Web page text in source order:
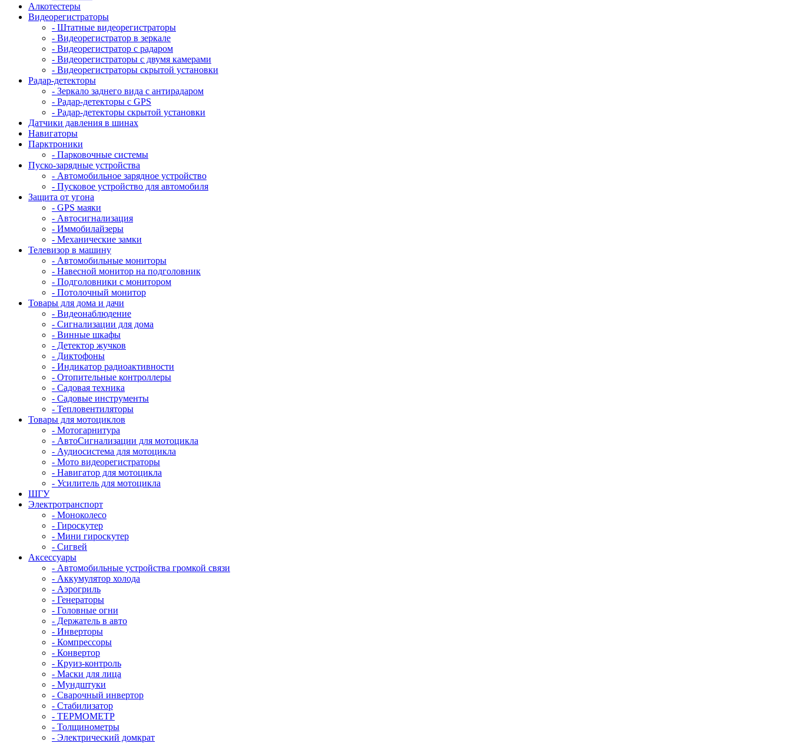
Алкотестеры
Видеорегистраторы
- Штатные видеорегистраторы
- Видеорегистратор в зеркале
- Видеорегистратор с радаром
- Видеорегистраторы с двумя камерами
- Видеорегистраторы скрытой установки
Радар-детекторы
- Зеркало заднего вида с антирадаром
- Радар-детекторы с GPS
- Радар-детекторы скрытой установки
Датчики давления в шинах
Навигаторы
Парктроники
- Парковочные системы
Пуско-зарядные устройства
- Автомобильное зарядное устройство
- Пусковое устройство для автомобиля
Защита от угона
- GPS маяки
- Автосигнализация
- Иммобилайзеры
- Механические замки
Телевизор в машину
- Автомобильные мониторы
- Навесной монитор на подголовник
- Подголовники с монитором
- Потолочный монитор
Товары для дома и дачи
- Видеонаблюдение
- Сигнализации для дома
- Винные шкафы
- Детектор жучков
- Диктофоны
- Индикатор радиоактивности
- Отопительные контроллеры
- Садовая техника
- Садовые инструменты
- Тепловентиляторы
Товары для мотоциклов
- Mотогарнитура
- АвтоСигнализации для мотоцикла
- Аудиосистема для мотоцикла
- Мото видеорегистраторы
- Навигатор для мотоцикла
- Усилитель для мотоцикла
ШГУ
Электротранспорт
- Mоноколесо
- Гироскутер
- Мини гироскутер
- Сигвей
Аксессуары
- Автомобильные устройства громкой связи
- Аккумулятор холода
- Аэрогриль
- Генераторы
- Головные огни
- Держатель в авто
- Инверторы
- Компрессоры
- Конвертор
- Круиз-контроль
- Маски для лица
- Мундштуки
- Сварочный инвертор
- Стабилизатор
- ТЕРМОМЕТР
- Толщинометры
- Электрический домкрат